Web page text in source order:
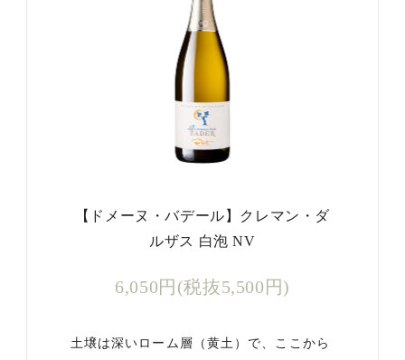
【ドメーヌ・バデール】クレマン・ダ
ルザス 白泡 NV
6,050円(税抜5,500円)
土壌は深いローム層（黄土）で、ここから